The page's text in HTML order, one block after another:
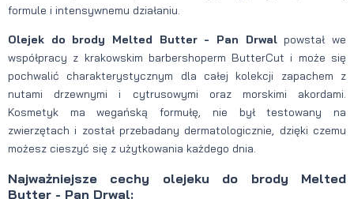
formule i intensywnemu działaniu.
Olejek do brody Melted Butter - Pan Drwalpowstał we
współpracy z krakowskim barbershoperm ButterCut i może się
pochwalić charakterystycznym dla całej kolekcji zapachem z
nutami drzewnymi i cytrusowymi oraz morskimi akordami.
Kosmetyk ma wegańską formułę, nie był testowany na
zwierzętach i został przebadany dermatologicznie, dzięki czemu
możesz cieszyć się z użytkowania każdego dnia.
Najważniejsze cechy olejeku do brody Melted
Butter - Pan Drwal: